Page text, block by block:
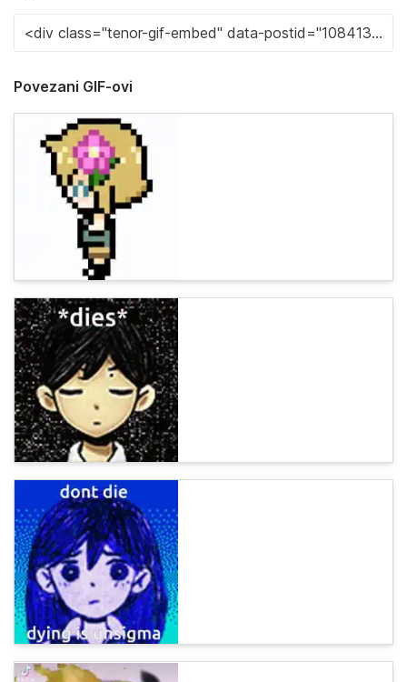
Povezani GIF-ovi